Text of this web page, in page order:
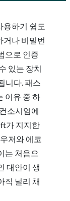
용하기 쉽도
거나 비밀번
으로 인증
있는 장치
니다. 패스
이유 중 하
소시엄에
가 지지한
저와 에코
는 처음으
대안이 생
직 널리 채